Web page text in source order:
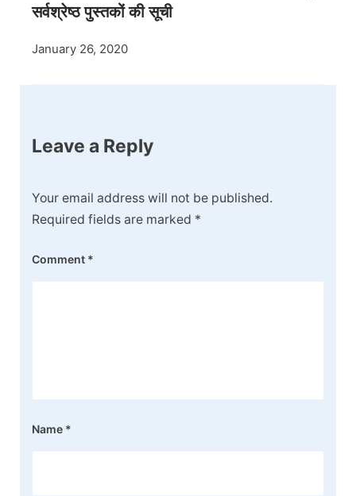
सर्वश्रेष्ठ पुस्तकों की सूची
January 26, 2020
Leave a Reply
Your email address will not be published.
Required fields are marked *
Comment *
Name *